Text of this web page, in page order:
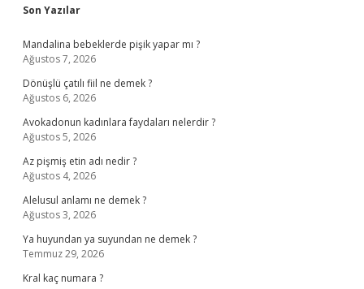
Sidebar
Son Yazılar
Mandalina bebeklerde pişik yapar mı ?
Ağustos 7, 2026
Dönüşlü çatılı fiil ne demek ?
Ağustos 6, 2026
Avokadonun kadınlara faydaları nelerdir ?
Ağustos 5, 2026
Az pişmiş etin adı nedir ?
Ağustos 4, 2026
Alelusul anlamı ne demek ?
Ağustos 3, 2026
Ya huyundan ya suyundan ne demek ?
Temmuz 29, 2026
Kral kaç numara ?